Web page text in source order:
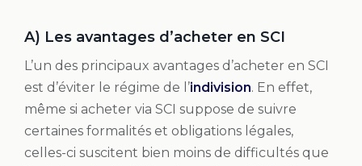
A) Les avantages d’acheter en SCI
L’un des principaux avantages d’acheter en SCI
est d’éviter le régime de l’indivision. En effet,
même si acheter via SCI suppose de suivre
certaines formalités et obligations légales,
celles-ci suscitent bien moins de difficultés que